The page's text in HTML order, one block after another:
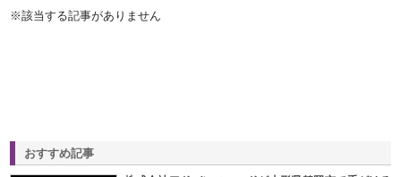
※該当する記事がありません
おすすめ記事